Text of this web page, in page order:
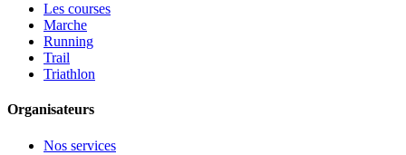
Les courses
Marche
Running
Trail
Triathlon
Organisateurs
Nos services